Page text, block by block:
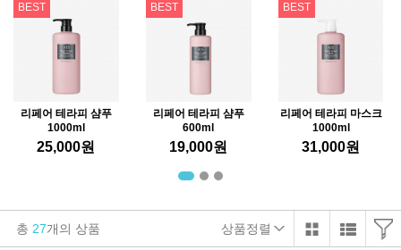
BEST
리페어 테라피 샴푸
1000ml
25,000원
BEST
리페어 테라피 샴푸
600ml
19,000원
BEST
리페어 테라피 마스크
1000ml
31,000원
총 27개의 상품 상품정렬